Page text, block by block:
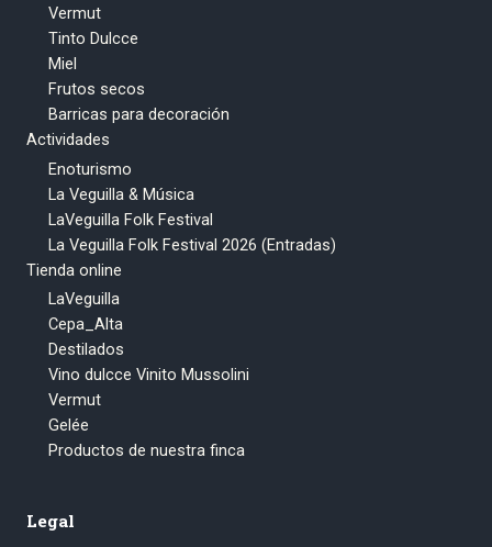
Vermut
Tinto Dulcce
Miel
Frutos secos
Barricas para decoración
Actividades
Enoturismo
La Veguilla & Música
LaVeguilla Folk Festival
La Veguilla Folk Festival 2026 (Entradas)
Tienda online
LaVeguilla
Cepa_Alta
Destilados
Vino dulcce Vinito Mussolini
Vermut
Gelée
Productos de nuestra finca
Legal